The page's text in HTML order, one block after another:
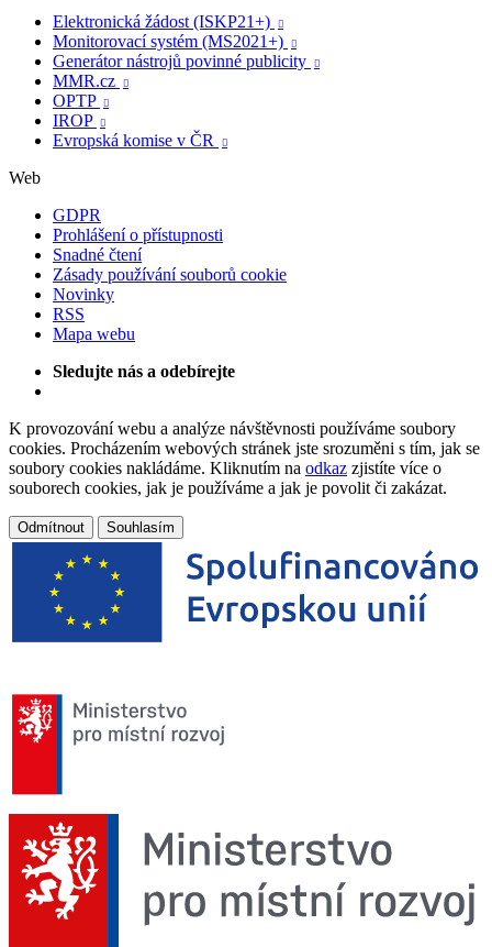
Elektronická žádost (ISKP21+)

Monitorovací systém (MS2021+) 
Generátor nástrojů povinné publicity 
MMR.cz 
OPTP 
IROP 
Evropská komise v ČR 
Web
GDPR
Prohlášení o přístupnosti
Snadné čtení
Zásady používání souborů cookie
Novinky
RSS
Mapa webu
Sledujte nás a odebírejte
K provozování webu a analýze návštěvnosti používáme soubory
cookies. Procházením webových stránek jste srozuměni s tím, jak se
soubory cookies nakládáme. Kliknutím na odkaz zjistíte více o
souborech cookies, jak je používáme a jak je povolit či zakázat.
Odmítnout Souhlasím